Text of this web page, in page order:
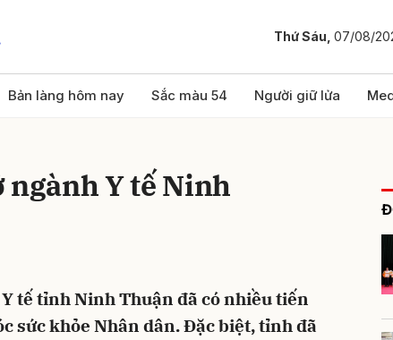
Thứ Sáu, 07/08/
Bản làng hôm nay Sắc màu 54 Người giữ lửa
ngành Y tế Ninh
tế tỉnh Ninh Thuận đã có nhiều tiến
sức khỏe Nhân dân. Đặc biệt, tỉnh đã
luận